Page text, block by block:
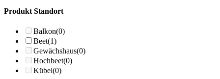
Produkt Standort
Balkon(0)
Beet(1)
Gewächshaus(0)
Hochbeet(0)
Kübel(0)